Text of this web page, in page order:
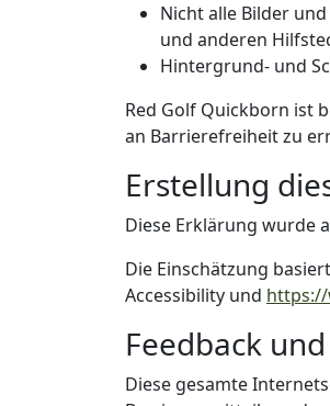
Nicht alle Bilder
und anderen
Hintergrund- und
Red Golf Quickborn ist
an Barrierefreiheit zu
Erstellung
Diese Erklärung wurde
Die Einschätzung
Accessibility und
Feedback
Diese gesamte